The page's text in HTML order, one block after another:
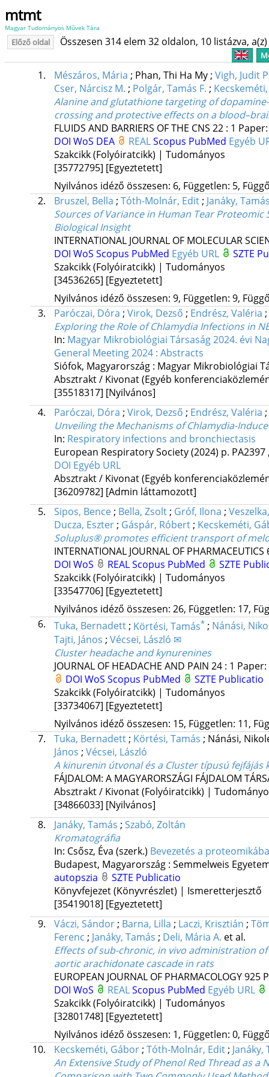
mtmt
Magyar Tudományos Művek Tára
Előző oldal Összesen 314 elem 32 oldalon, 10 listázva,
1. Mészáros, Mária ; Phan, Thi Ha My; Vigh, Judit
Cser, Nárcisz M. ; Polgár, Tamás F. ;
Alanine and glutathione targeting of
crossing and protective effects on a
FLUIDS AND BARRIERS OF THE CNS 22: 1
DOI WoS DEA REALScopus PubMed Egyéb
Szakcikk (Folyóiratcikk) | Tudományos
[35772795] [Egyeztetett]
Nyilvános idéző összesen: 6, Független: 5,
2.
Bruszel, Bella ; Tóth-Molnár, Edit; Janáky,
Sources of Variance in Human Tear
Biological Insight
INTERNATIONAL JOURNAL OF MOLECULAR
DOI WoS Scopus PubMed Egyéb URL
SZTE
Szakcikk (Folyóiratcikk) | Tudományos
[34536265] [Egyeztetett]
Nyilvános idéző összesen: 9, Független: 9,
3.
Paróczai, Dóra ; Virok, Dezső ; Endrész, Valéria ;
Exploring the Role of Chlamydia Infections in
In: Magyar Mikrobiológiai Társaság 2024. évi
General Meeting 2024 : Abstracts
Siófok, Magyarország : Magyar Mikrobiológiai
Absztrakt / Kivonat (Egyéb
[35518317] [Nyilvános]
4.
Paróczai, Dóra ; Virok, Dezső ; Endrész, Valéria ;
Unveiling the Mechanisms of Chlamydia-
In: Respiratory infections and bronchiectasis
European Respiratory Society(2024) p. PA2397
DOI Egyéb URL
Absztrakt / Kivonat (Egyéb
[36209782] [Admin láttamozott]
5.
Sipos, Bence; Bella, Zsolt; Gróf, Ilona ;
Ducza, Eszter; Gáspár, Róbert; Kecskeméti,
Soluplus® promotes efficient transport of
INTERNATIONAL JOURNAL OF PHARMACEUTICS
DOI WoS REALScopus PubMed
SZTE
Szakcikk (Folyóiratcikk) | Tudományos
[33547706] [Egyeztetett]
Nyilvános idéző összesen: 26, Független: 17,
6.
Tuka, Bernadett; Körtési, Tamás* ; Nánási,
Tajti, János ; Vécsei, László ✉
Cluster headache and kynurenines
JOURNAL OF HEADACHE AND PAIN 24: 1
DOI WoS Scopus PubMed
SZTE Publicatio
Szakcikk (Folyóiratcikk) | Tudományos
[33734067] [Egyeztetett]
Nyilvános idéző összesen: 15, Független: 11,
7.
Tuka, Bernadett ; Körtési, Tamás ; Nánási,
János ; Vécsei, László
A kinurenin útvonal és a Cluster típusú fejfájás
FÁJDALOM: A MAGYARORSZÁGI FÁJDALOM
Absztrakt / Kivonat (Folyóiratcikk) |
[34866033] [Nyilvános]
8.
Janáky, Tamás ; Szabó, Zoltán
Kromatográfia
In: Csősz, Éva (szerk.) Bevezetés a
Budapest, Magyarország : Semmelweis
autopszia
SZTE Publicatio
Könyvfejezet (Könyvrészlet) | Ismeretterjesztő
[35419018] [Egyeztetett]
9.
Váczi, Sándor ; Barna, Lilla ; Laczi, Krisztián ;
Ferenc ; Janáky, Tamás ; Deli, Mária A. et al.
Effects of sub-chronic, in vivo administration
aortic arachidonate cascade in rats
EUROPEAN JOURNAL OF PHARMACOLOGY925
DOI WoS REALScopus PubMed Egyéb URL
Szakcikk (Folyóiratcikk) | Tudományos
[32801748] [Egyeztetett]
Nyilvános idéző összesen: 1, Független: 0,
10.
Kecskeméti, Gábor ; Tóth-Molnár, Edit ; Janáky,
An Extensive Study of Phenol Red Thread as